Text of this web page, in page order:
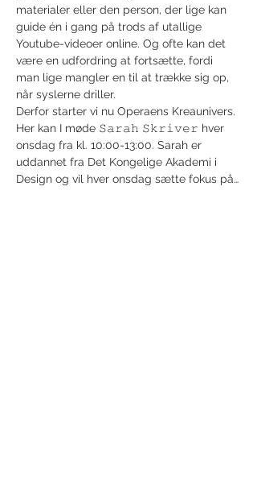
materialer eller den person, der lige kan
guide én i gang på trods af utallige
Youtube-videoer online. Og ofte kan det
være en udfordring at fortsætte, fordi
man lige mangler en til at trække sig op,
når syslerne driller.
Derfor starter vi nu Operaens Kreaunivers.
Her kan I møde 𝚂𝚊𝚛𝚊𝚑 𝚂𝚔𝚛𝚒𝚟𝚎𝚛 hver
onsdag fra kl. 10:00-13:00. Sarah er
uddannet fra Det Kongelige Akademi i
Design og vil hver onsdag sætte fokus på…